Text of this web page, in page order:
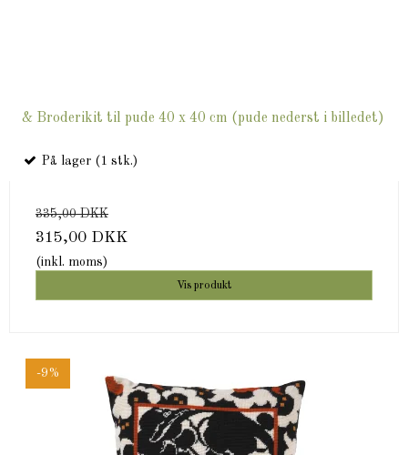
& Broderikit til pude 40 x 40 cm (pude nederst i billedet)
På lager (1 stk.)
335,00 DKK
315,00 DKK
(inkl. moms)
Vis produkt
-9%